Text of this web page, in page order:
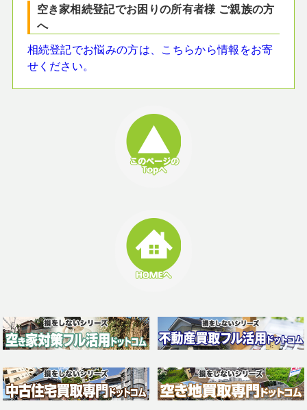
空き家相続登記でお困りの所有者様 ご親族の方
へ
相続登記でお悩みの方は、こちらから情報をお寄
せください。